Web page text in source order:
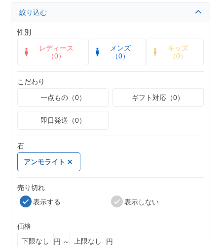
絞り込む
性別
レディース
（0）
メンズ
（0）
キッズ
（0）
こだわり
一点もの（0）
ギフト対応（0）
即日発送（0）
石
アンモライト
売り切れ
表示する
表示しない
価格
円 ～
円